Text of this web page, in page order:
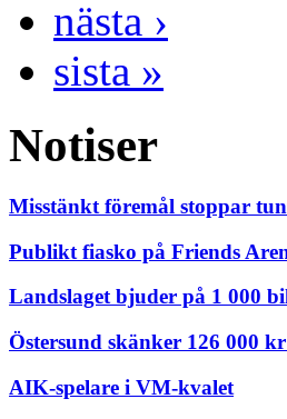
nästa ›
sista »
Notiser
Misstänkt föremål stoppar
Publikt fiasko på Friends
Landslaget bjuder på 1 000
Östersund skänker 126 000
AIK-spelare i VM-kvalet